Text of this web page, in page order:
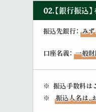
02.【銀行振込
振込先銀行： み
口座名義： 一般
※ 振込手数料は
※
振込人名は